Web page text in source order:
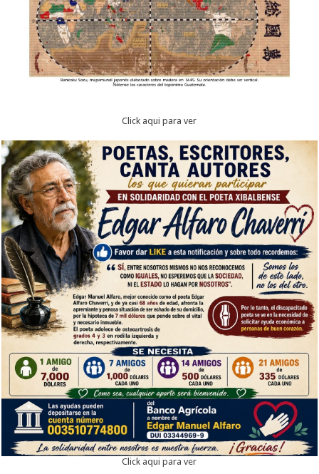
Click aqui para ver
Click aqui para ver